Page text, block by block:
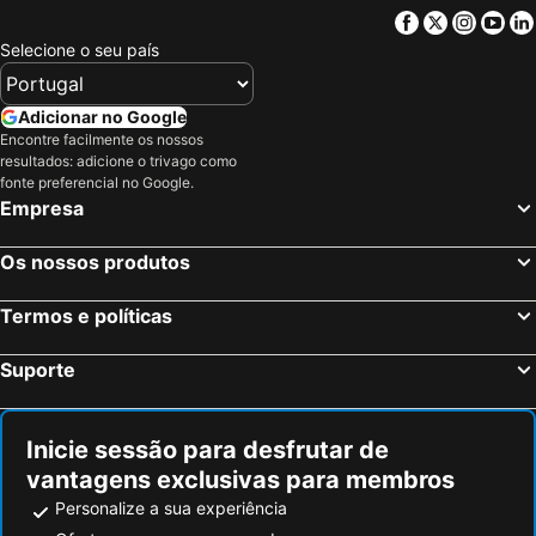
Facebook
Twitter
Selecione o seu país
Adicionar no Google
Encontre facilmente os nossos
resultados: adicione o trivago como
fonte preferencial no Google.
Empresa
Os nossos produtos
Termos e políticas
Suporte
Inicie sessão para desfrutar de
vantagens exclusivas para membros
Personalize a sua experiência